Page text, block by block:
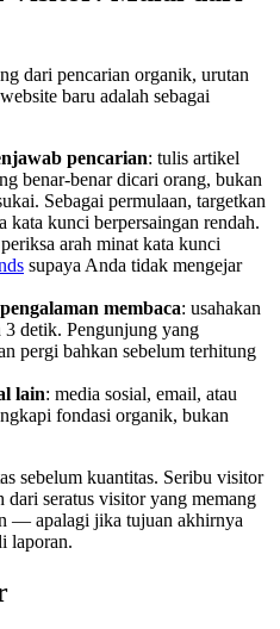
dari pencarian organik, urutan
baru adalah sebagai
pencarian: tulis artikel
benar-benar dicari orang, bukan
Sebagai permulaan, targetkan
kata kunci berpersaingan rendah.
arah minat kata kunci
supaya Anda tidak mengejar
membaca: usahakan
3 detik. Pengunjung yang
pergi bahkan sebelum terhitung
lain: media sosial, email, atau
fondasi organik, bukan
sebelum kuantitas. Seribu visitor
dari seratus visitor yang memang
— apalagi jika tujuan akhirnya
laporan.